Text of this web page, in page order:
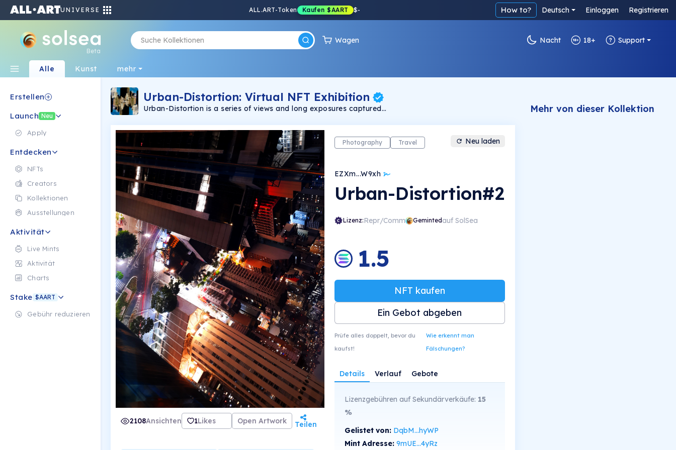
UNIVERSE ALL.ART-Token Kaufen $AART $- How to? Deutsch Einloggen Registrieren
Beta
Wagen Nacht 18+ Support
Alle Kunst mehr
Erstellen
Launch Neu
Apply
Entdecken
NFTs
Creators
Kollektionen
Ausstellungen
Aktivität
Live Mints
Aktivität
Charts
Stake $AART
Gebühr reduzieren
Urban-Distortion: Virtual NFT Exhibition
Urban-Distortion is a series of views and long exposures captured
@artpardini | linktr.ee/art.pardini | graphic designer and
photographer from são paulo, brazil, living in ubatuba
2108Ansichten 1Likes Open Artwork Teilen
Photography Travel Neu laden
EZXm...W9xh
Urban-Distortion#2
Lizenz:Repr/Comm Gemintedauf SolSea
1.5
NFT kaufen
Ein Gebot abgeben
Prüfe alles doppelt, bevor du
kaufst!
Wie erkennt man
Fälschungen?
Details Verlauf Gebote
Lizenzgebühren auf Sekundärverkäufe: 15
%
Gelistet von: DqbM...hyWP
Mint Adresse: 9mUE...4yRz
Mehr von dieser Kollektion